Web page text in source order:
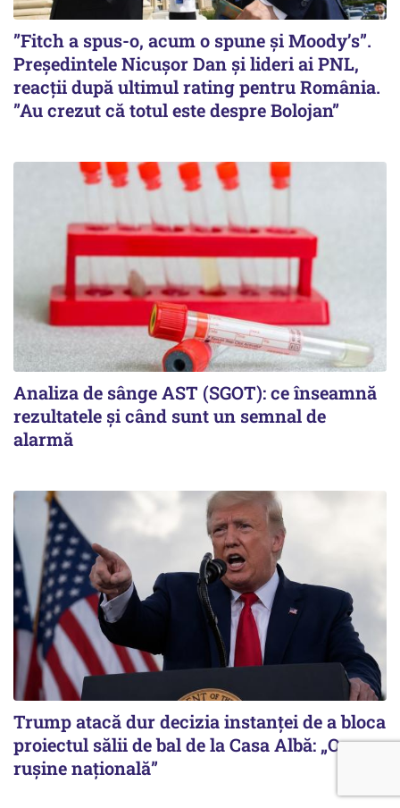
”Fitch a spus-o, acum o spune și Moody’s”.
Președintele Nicușor Dan și lideri ai PNL,
reacții după ultimul rating pentru România.
”Au crezut că totul este despre Bolojan”
Analiza de sânge AST (SGOT): ce înseamnă
rezultatele și când sunt un semnal de
alarmă
Trump atacă dur decizia instanţei de a bloca
proiectul sălii de bal de la Casa Albă: „O
ruşine naţională”